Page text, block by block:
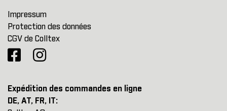
Impressum
Protection des données
CGV de Colltex
Expédition des commandes en ligne
DE, AT, FR, IT: